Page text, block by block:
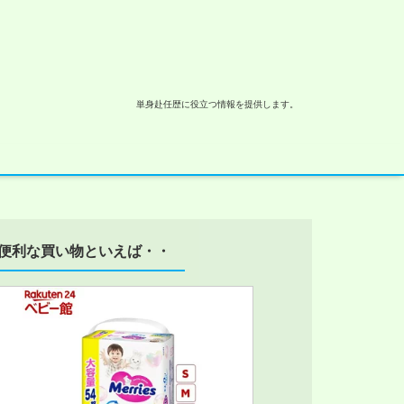
単身赴任歴に役立つ情報を提供します。
利な買い物といえば・・